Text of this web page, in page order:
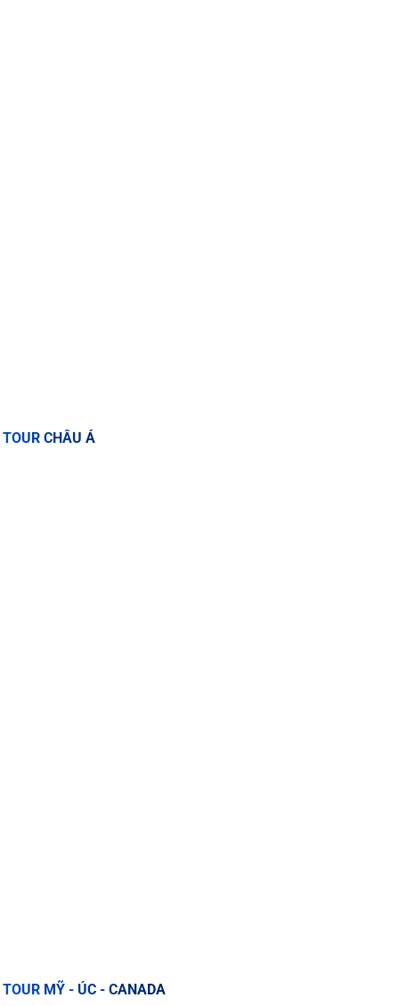
TOUR CHÂU Á
TOUR MỸ - ÚC - CANADA